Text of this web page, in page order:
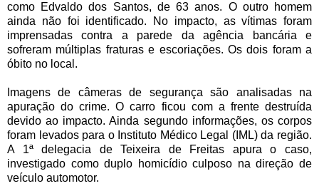
como Edvaldo dos Santos, de 63 anos. O outro homem
ainda não foi identificado. No impacto, as vítimas foram
imprensadas contra a parede da agência bancária e
sofreram múltiplas fraturas e escoriações. Os dois foram a
óbito no local.
Imagens de câmeras de segurança são analisadas na
apuração do crime. O carro ficou com a frente destruída
devido ao impacto. Ainda segundo informações, os corpos
foram levados para o Instituto Médico Legal (IML) da região.
A 1ª delegacia de Teixeira de Freitas apura o caso,
investigado como duplo homicídio culposo na direção de
veículo automotor.